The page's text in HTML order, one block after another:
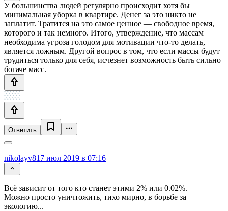
У большинства людей регулярно происходит хотя бы
минимальная уборка в квартире. Денег за это никто не
заплатит. Тратится на это самое ценное — свободное время,
которого и так немного. Итого, утверждение, что массам
необходима угроза голодом для мотивации что-то делать,
является ложным. Другой вопрос в том, что если массы будут
трудиться только для себя, исчезнет возможность быть сильно
богаче масс.
Ответить
nikolayv81 7 июл 2019 в 07:16
Всё зависит от того кто станет этими 2% или 0.02%.
Можно просто уничтожить, тихо мирно, в борьбе за
экологию...